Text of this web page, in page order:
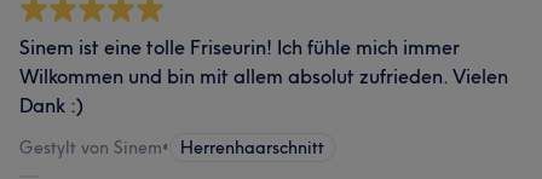
Sinem ist eine tolle Friseurin! Ich fühle mich immer
Wilkommen und bin mit allem absolut zufrieden. Vielen
Dank :)
Gestylt von Sinem• Herrenhaarschnitt